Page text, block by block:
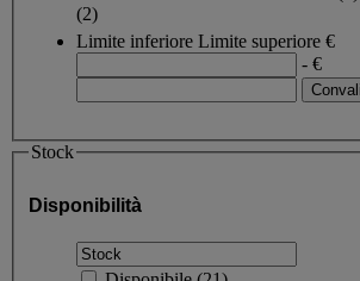
(2)
Limite inferiore Limite superiore €
- €
Stock
Disponibilità